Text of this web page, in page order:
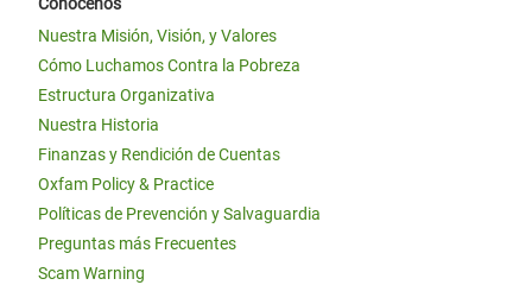
Nuestra Misión, Visión, y Valores
Cómo Luchamos Contra la Pobreza
Estructura Organizativa
Nuestra Historia
Finanzas y Rendición de Cuentas
Oxfam Policy & Practice
Políticas de Prevención y Salvaguardia
Preguntas más Frecuentes
Scam Warning